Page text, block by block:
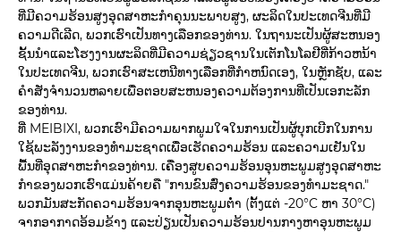
ທີ່ມີຄວາມຮ້ອນສູງອຸດສາຫະກໍາຄຸນນະພາບສູງ, ຜະລິດໃນປະເທດຈີນທີ່ມີ
ຄວາມດີເລີດ, ພວກເຮົາເປັນທາງເລືອກຂອງທ່ານ. ໃນຖານະເປັນຜູ້ສະຫນອງ
ຊັ້ນນໍາແລະໂຮງງານຜະລິດທີ່ມີຄວາມຊ່ຽວຊານໃນເຕັກໂນໂລຢີທີ່ກ້າວຫນ້າ
ໃນປະເທດຈີນ, ພວກເຮົາສະເຫນີທາງເລືອກທີ່ກໍາຫນົດເອງ, ໃນຫຼັກຊັບ, ແລະ
ຄໍາສັ່ງຈໍານວນຫລາຍເພື່ອຕອບສະຫນອງຄວາມຕ້ອງການທີ່ເປັນເອກະລັກ
ຂອງທ່ານ.
ທີ່ MEIBIXI, ພວກເຮົາມີຄວາມພາກພູມໃຈໃນການເປັນຜູ້ບຸກເບີກໃນການ
ໃຊ້ພະລັງງານຂອງທໍາມະຊາດເພື່ອເຮັດຄວາມຮ້ອນ ແລະຄວາມເຢັນໃນ
ພື້ນທີ່ອຸດສາຫະກໍາຂອງທ່ານ. ເຄື່ອງສູບຄວາມຮ້ອນອຸນຫະພູມສູງອຸດສາຫະ
ກໍາຂອງພວກເຮົາແມ່ນຄ້າຍຄື "ການຂົນສົ່ງຄວາມຮ້ອນຂອງທໍາມະຊາດ."
ພວກມັນສະກັດຄວາມຮ້ອນຈາກອຸນຫະພູມຕໍ່າ (ຕັ້ງແຕ່ -20°C ຫາ 30°C)
ຈາກອາກາດອ້ອມຂ້າງ ແລະປ່ຽນເປັນຄວາມຮ້ອນປານກາງຫາອຸນຫະພູມ